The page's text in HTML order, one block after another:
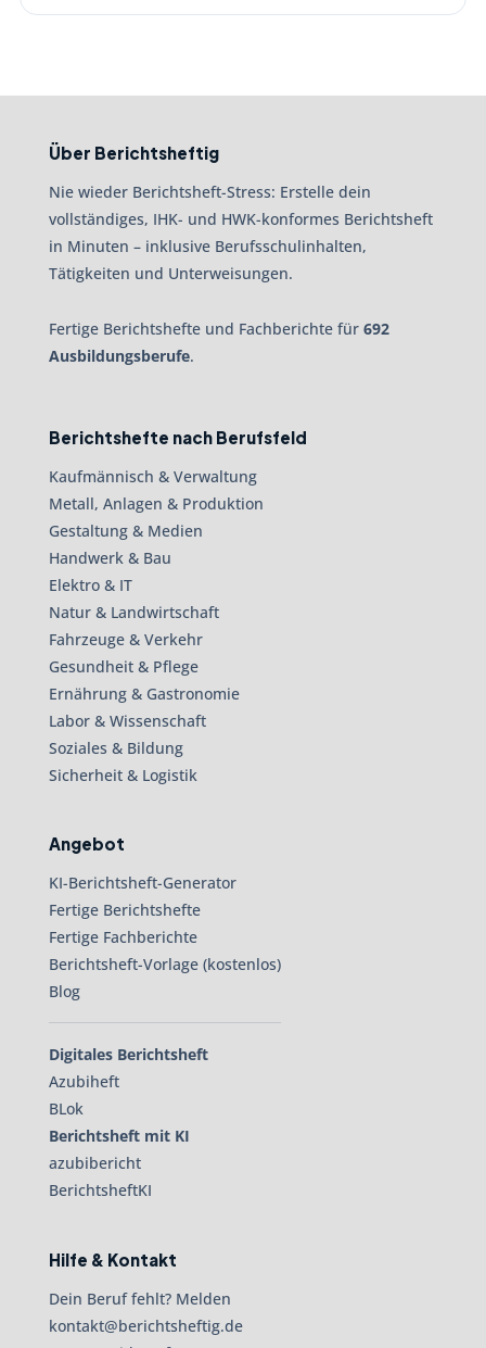
Über Berichtsheftig
Nie wieder Berichtsheft-Stress: Erstelle dein
vollständiges, IHK- und HWK-konformes Berichtsheft
in Minuten – inklusive Berufsschulinhalten,
Tätigkeiten und Unterweisungen.
Fertige Berichtshefte und Fachberichte für 692
Ausbildungsberufe.
Berichtshefte nach Berufsfeld
Kaufmännisch & Verwaltung
Metall, Anlagen & Produktion
Gestaltung & Medien
Handwerk & Bau
Elektro & IT
Natur & Landwirtschaft
Fahrzeuge & Verkehr
Gesundheit & Pflege
Ernährung & Gastronomie
Labor & Wissenschaft
Soziales & Bildung
Sicherheit & Logistik
Angebot
KI-Berichtsheft-Generator
Fertige Berichtshefte
Fertige Fachberichte
Berichtsheft-Vorlage (kostenlos)
Blog
Digitales Berichtsheft
Azubiheft
BLok
Berichtsheft mit KI
azubibericht
BerichtsheftKI
Hilfe & Kontakt
Dein Beruf fehlt? Melden
kontakt@berichtsheftig.de